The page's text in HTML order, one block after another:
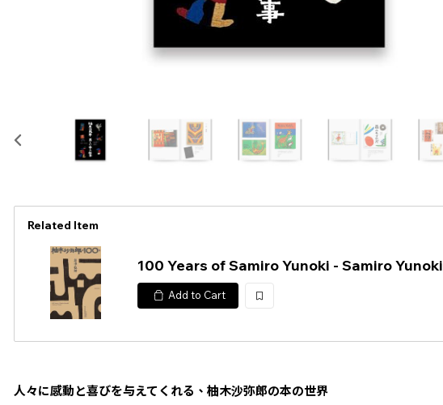
Related Item
100 Years of Samiro Yunoki - Samiro Yunoki
Add to Cart
加
人々に感動と喜びを与えてくれる、柚木沙弥郎の本の世界